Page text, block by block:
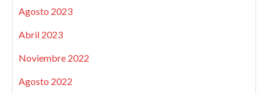
Agosto 2023
Abril 2023
Noviembre 2022
Agosto 2022